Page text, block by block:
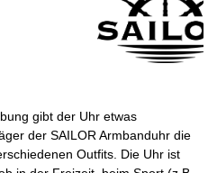
gibt der Uhr etwas
der SAILOR Armbanduhr die
Outfits. Die Uhr ist